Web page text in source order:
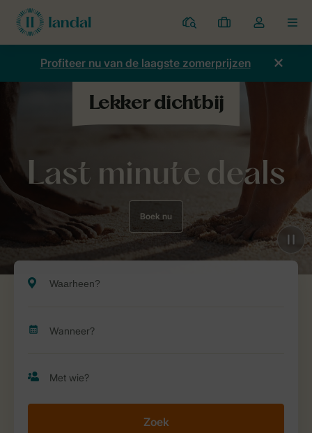
Parken
Mijn
boekingen
Open
de
dropdown
Profiteer nu van de laagste zomerprijzen
Last minute deals
Boek nu
Zoek